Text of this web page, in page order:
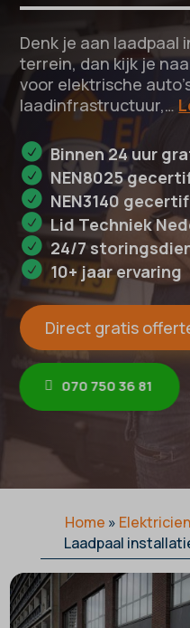
Denk je aan laadpaal
terrein, dan kijk je
voor elektrische
laadinfrastructuur,…
Binnen 24 uur
NEN8025
NEN3140
Lid Techniek
24/7
10+ jaar ervaring
Direct gratis
070 750 36 81
Home »
Laadpaal